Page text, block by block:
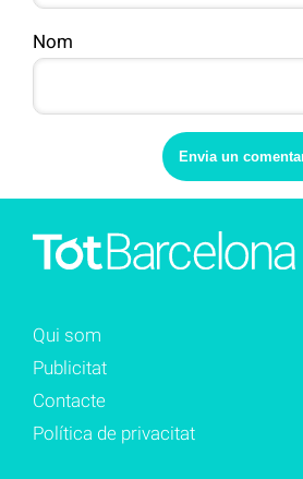
Nom
Qui som
Publicitat
Contacte
Política de privacitat